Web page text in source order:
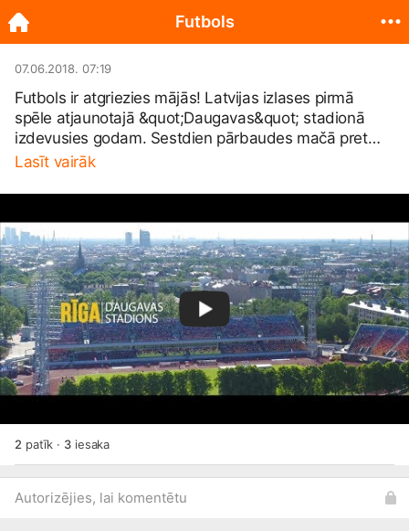
07.06.2018. 07:19
Futbols ir atgriezies mājās! Latvijas izlases pirmā
spēle atjaunotajā &quot;Daugavas&quot; stadionā
izdevusies godam. Sestdien pārbaudes mačā pret
Azerbaidžānu būs vēl vieni futbola svētki, uz kuriem
https://bit.ly/2IR2TSb
Lasīt vairāk
2 patīk · 3iesaka
Autorizējies, lai komentētu
Futbols